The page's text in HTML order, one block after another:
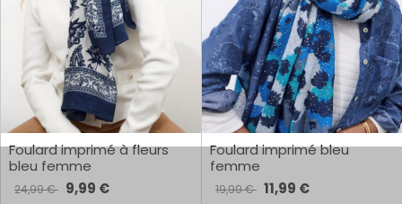
Foulard imprimé à fleurs
bleu femme
24,99 € 9,99 €
Foulard imprimé bleu
femme
19,99 € 11,99 €